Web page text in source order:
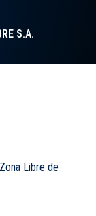
S.A.
Libre de